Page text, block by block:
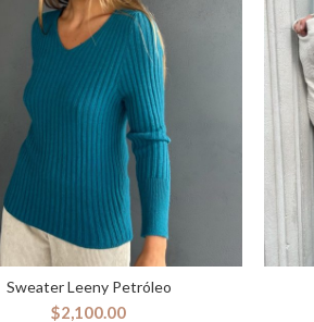
SELECCIONAR OPCIONES
Sweater Leeny Petróleo
$2,100.00